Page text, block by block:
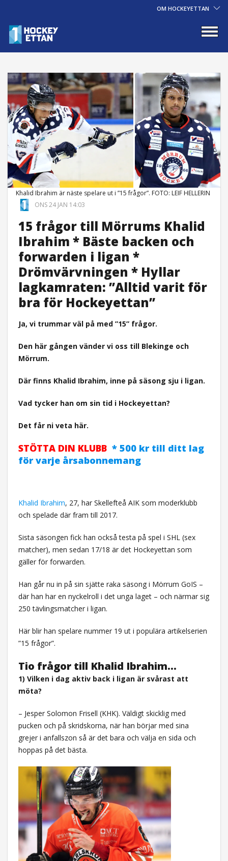
OM HOCKEYETTAN
Khalid Ibrahim är näste spelare ut i ”15 frågor”. FOTO: LEIF HELLERIN
ONS 24 JAN 14:03
15 frågor till Mörrums Khalid
Ibrahim * Bäste backen och
forwarden i ligan *
Drömvärvningen * Hyllar
lagkamraten: ”Alltid varit för
bra för Hockeyettan”
Ja, vi trummar väl på med ”15” frågor.
Den här gången vänder vi oss till Blekinge och
Mörrum.
Där finns Khalid Ibrahim, inne på säsong sju i ligan.
Vad tycker han om sin tid i Hockeyettan?
Det får ni veta här.
STÖTTA DIN KLUBB* 500 kr till ditt lag
för varje årsabonnemang
Khalid Ibrahim, 27, har Skellefteå AIK som moderklubb
och spelade där fram till 2017.
Sista säsongen fick han också testa på spel i SHL (sex
matcher), men sedan 17/18 är det Hockeyettan som
gäller för forwarden.
Han går nu in på sin sjätte raka säsong i Mörrum GoIS –
där han har en nyckelroll i det unga laget – och närmar sig
250 tävlingsmatcher i ligan.
Här blir han spelare nummer 19 ut i populära artikelserien
”15 frågor”.
Tio frågor till Khalid Ibrahim…
1) Vilken i dag aktiv back i ligan är svårast att
möta?
– Jesper Solomon Frisell (KHK). Väldigt skicklig med
pucken och på skridskorna, när han börjar med sina
grejer i anfallszon så är det bara och välja en sida och
hoppas på det bästa.